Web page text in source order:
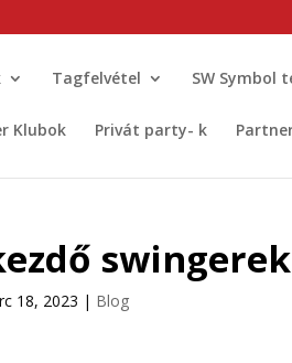
Tagfelvétel SW Symbol
Klubok Privát party- k
18, 2023 | Blog